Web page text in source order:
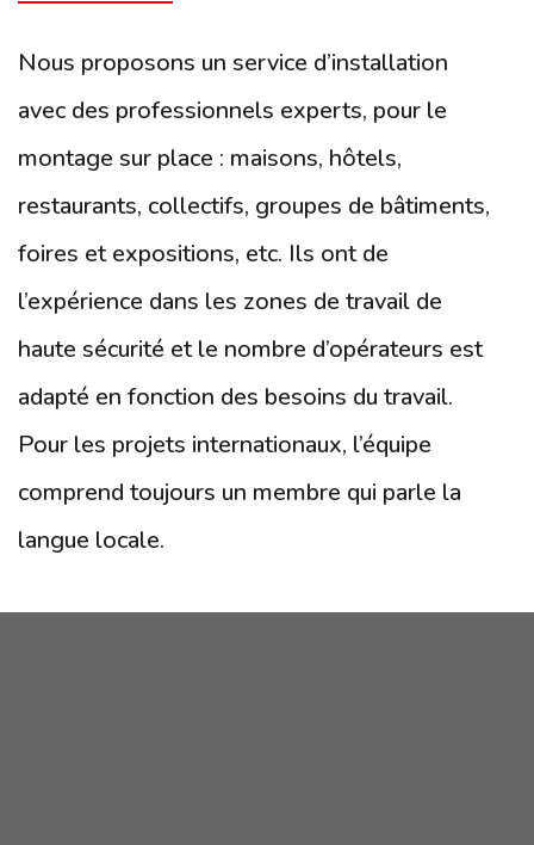
Nous proposons un service d’installation
avec des professionnels experts, pour le
montage sur place : maisons, hôtels,
restaurants, collectifs, groupes de bâtiments,
foires et expositions, etc. Ils ont de
l’expérience dans les zones de travail de
haute sécurité et le nombre d’opérateurs est
adapté en fonction des besoins du travail.
Pour les projets internationaux, l’équipe
comprend toujours un membre qui parle la
langue locale.